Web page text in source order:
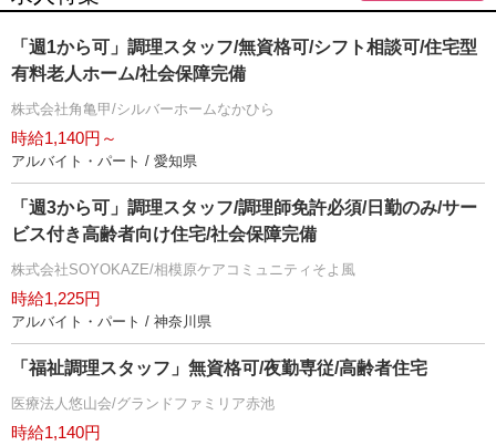
「週1から可」調理スタッフ/無資格可/シフト相談可/住宅型
有料老人ホーム/社会保障完備
株式会社角亀甲/シルバーホームなかひら
時給1,140円～
アルバイト・パート / 愛知県
「週3から可」調理スタッフ/調理師免許必須/日勤のみ/サー
ビス付き高齢者向け住宅/社会保障完備
株式会社SOYOKAZE/相模原ケアコミュニティそよ風
時給1,225円
アルバイト・パート / 神奈川県
「福祉調理スタッフ」無資格可/夜勤専従/高齢者住宅
医療法人悠山会/グランドファミリア赤池
時給1,140円